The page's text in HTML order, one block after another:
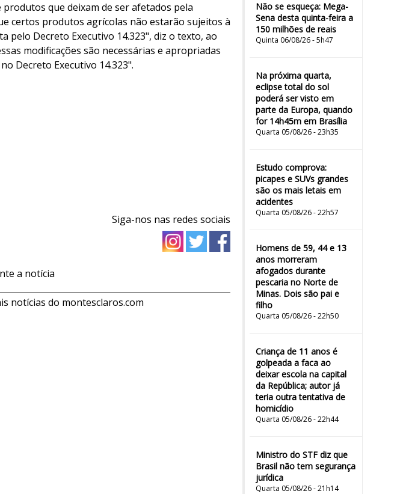
Não se esqueça: Mega-
Sena desta quinta-feira a
150 milhões de reais
Quinta 06/08/26 - 5h47
Na próxima quarta,
eclipse total do sol
poderá ser visto em
parte da Europa, quando
for 14h45m em Brasília
Quarta 05/08/26 - 23h35
Estudo comprova:
picapes e SUVs grandes
são os mais letais em
acidentes
Quarta 05/08/26 - 22h57
Homens de 59, 44 e 13
anos morreram
afogados durante
pescaria no Norte de
Minas. Dois são pai e
filho
Quarta 05/08/26 - 22h50
Criança de 11 anos é
golpeada a faca ao
deixar escola na capital
da República; autor já
teria outra tentativa de
homicídio
Quarta 05/08/26 - 22h44
Ministro do STF diz que
Brasil não tem segurança
jurídica
Quarta 05/08/26 - 21h14
que deixam de ser afetados pela
certos produtos agrícolas não estarão sujeitos à
pelo Decreto Executivo 14.323", diz o texto, ao
modificações são necessárias e apropriadas
Decreto Executivo 14.323".
Siga-nos nas redes sociais
a notícia
notícias do montesclaros.com